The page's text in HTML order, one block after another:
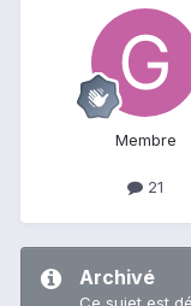
Membre
21
Archivé
Ce sujet est